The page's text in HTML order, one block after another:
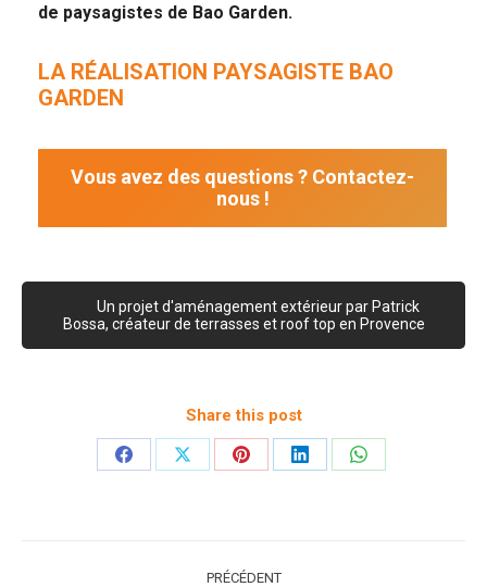
de paysagistes de Bao Garden.
LA RÉALISATION PAYSAGISTE BAO
GARDEN
Vous avez des questions ? Contactez-
nous !
Un projet d'aménagement extérieur par Patrick
Bossa, créateur de terrasses et roof top en Provence
Share this post
PartagerPartagerPartagerPartagerPartager
PRÉCÉDENT